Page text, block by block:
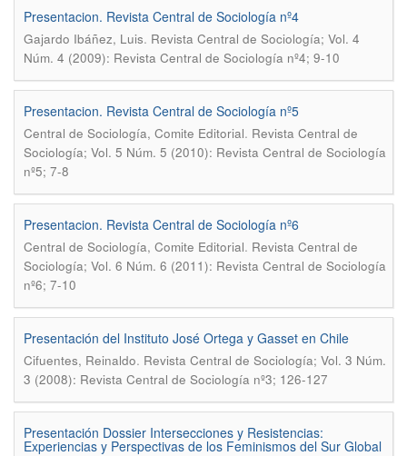
Presentacion. Revista Central de Sociología nº4
Gajardo Ibáñez, Luis. Revista Central de Sociología; Vol. 4
Núm. 4 (2009): Revista Central de Sociología nº4; 9-10
Presentacion. Revista Central de Sociología nº5
Central de Sociología, Comite Editorial. Revista Central de
Sociología; Vol. 5 Núm. 5 (2010): Revista Central de Sociología
nº5; 7-8
Presentacion. Revista Central de Sociología nº6
Central de Sociología, Comite Editorial. Revista Central de
Sociología; Vol. 6 Núm. 6 (2011): Revista Central de Sociología
nº6; 7-10
Presentación del Instituto José Ortega y Gasset en Chile
Cifuentes, Reinaldo. Revista Central de Sociología; Vol. 3 Núm.
3 (2008): Revista Central de Sociología nº3; 126-127
Presentación Dossier Intersecciones y Resistencias:
Experiencias y Perspectivas de los Feminismos del Sur Global